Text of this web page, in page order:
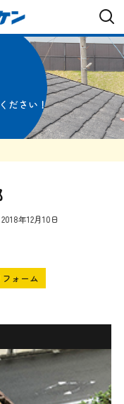
ださい！
2018年12月10日
ォーム